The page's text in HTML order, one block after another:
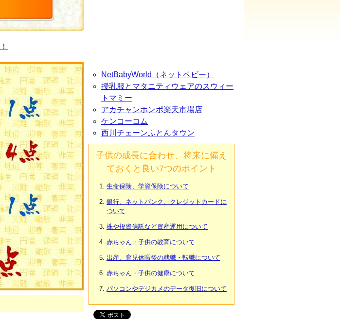
NetBabyWorld（ネットベビー）
授乳服とマタニティウェアのスウィー
トマミー
アカチャンホンポ楽天市場店
ケンコーコム
西川チェーンふとんタウン
子供の成長に合わせ、将来に備え
ておくと良い7つのポイント
生命保険、学資保険について
銀行、ネットバンク、クレジットカードに
ついて
株や投資信託など資産運用について
赤ちゃん・子供の教育について
出産、育児休暇後の就職・転職について
赤ちゃん・子供の健康について
パソコンやデジカメのデータ復旧について